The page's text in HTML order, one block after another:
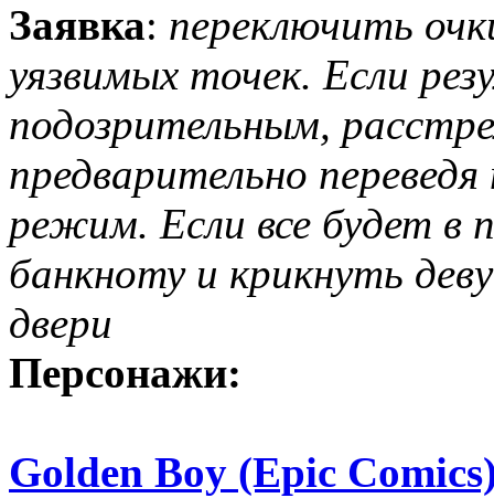
Заявка: переключить
уязвимых точек. Если
подозрительным,
предварительно
режим. Если все будет в
банкноту и крикнуть
двери
Персонажи:
Golden Boy (Epic